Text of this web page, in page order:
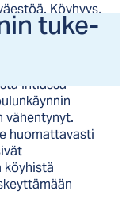
tu­ke­
Köyhyys,
saatavuus
Intiassa
vähentynyt.
huomattavasti
köyhistä